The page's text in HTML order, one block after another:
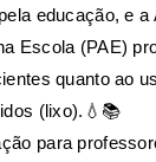
educação, e
Escola (PAE)
quanto ao
(lixo).💧📚
para